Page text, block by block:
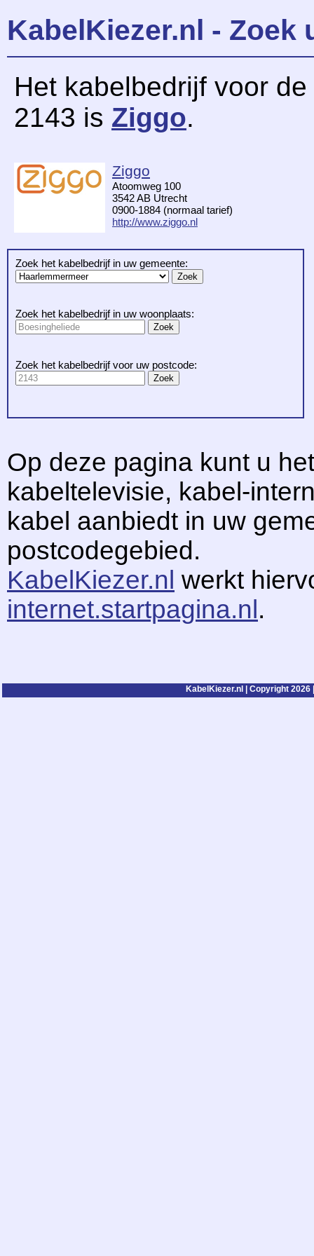
KabelKiezer.nl - Zoek
Het kabelbedrijf voor
2143 is Ziggo.
Ziggo
Atoomweg 100
3542 AB Utrecht
0900-1884 (normaal tarief)
http://www.ziggo.nl
Zoek het kabelbedrijf in uw gemeente:
Zoek het kabelbedrijf in uw woonplaats:
Zoek het kabelbedrijf voor uw postcode:
Op deze pagina kunt u
kabeltelevisie, kabel-
kabel aanbiedt in uw
postcodegebied.
KabelKiezer.nl werkt
internet.startpagina.nl.
KabelKiezer.nl | Copyright 2026